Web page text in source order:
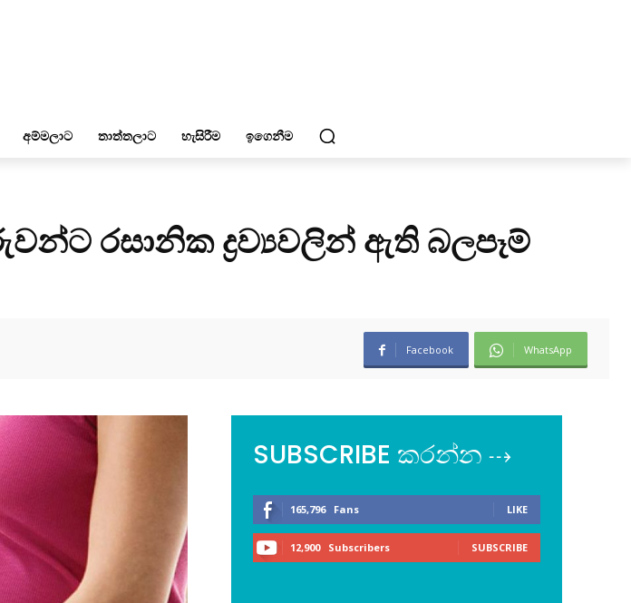
අම්මලාට තාත්තලාට හැසිරීම ඉගෙනීම
රසානික ද්‍රව්‍යවලින් ඇති බලපෑම්
Facebook WhatsApp
SUBSCRIBE කරන්න ⇢
165,796 Fans LIKE
12,900 Subscribers SUBSCRIBE